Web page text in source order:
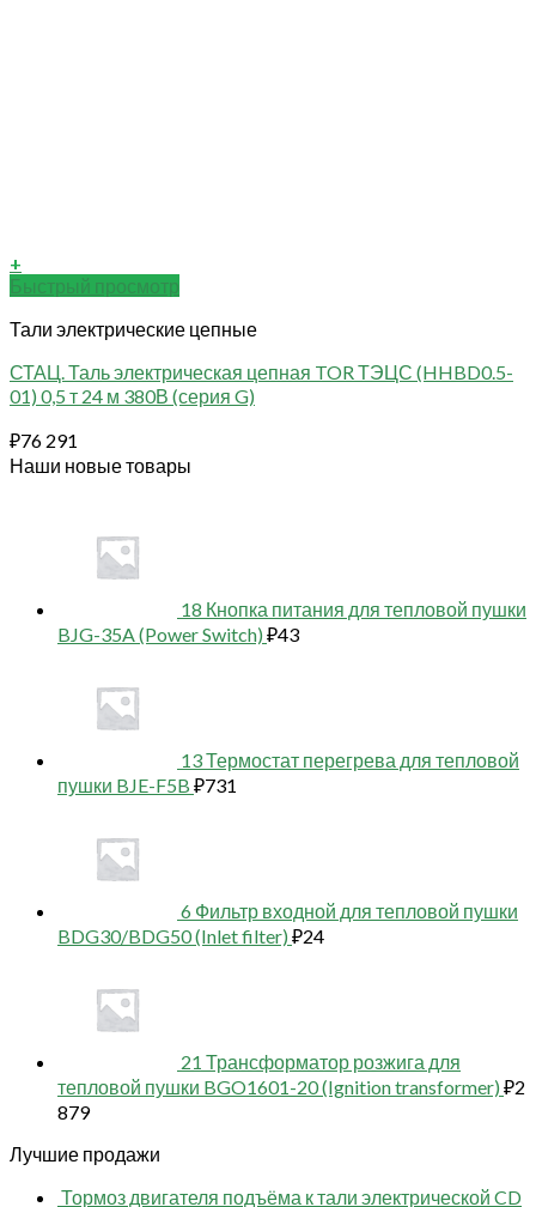
+
Быстрый просмотр
Тали электрические цепные
СТАЦ. Таль электрическая цепная TOR ТЭЦС (HHBD0.5-
01) 0,5 т 24 м 380В (серия G)
₽76 291
Наши новые товары
18 Кнопка питания для тепловой пушки
BJG-35A (Power Switch) ₽43
13 Термостат перегрева для тепловой
пушки BJE-F5B ₽731
6 Фильтр входной для тепловой пушки
BDG30/BDG50 (Inlet filter) ₽24
21 Трансформатор розжига для
тепловой пушки BGO1601-20 (Ignition transformer) ₽2
879
Лучшие продажи
Тормоз двигателя подъёма к тали электрической CD